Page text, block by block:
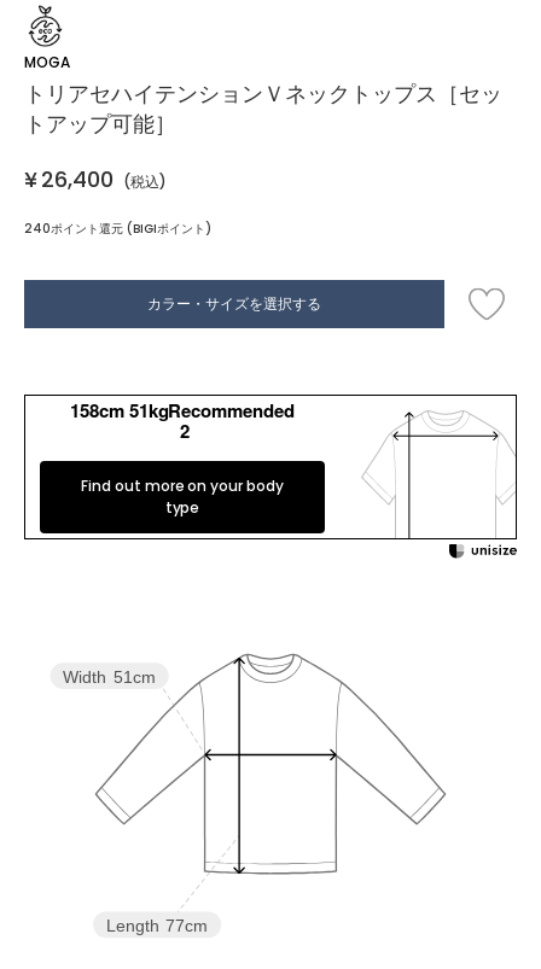
MOGA
トリアセハイテンションＶネックトップス［セッ
トアップ可能］
¥26,400 (税込)
240ポイント還元 (BIGIポイント)
カラー・サイズを選択する
158cm 51kgRecommended
2
Find out more on your body
type
Length 77cm
Width 51cm